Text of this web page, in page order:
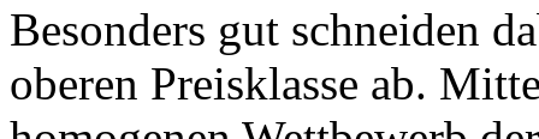
Besonders gut schneiden
oberen Preisklasse ab.